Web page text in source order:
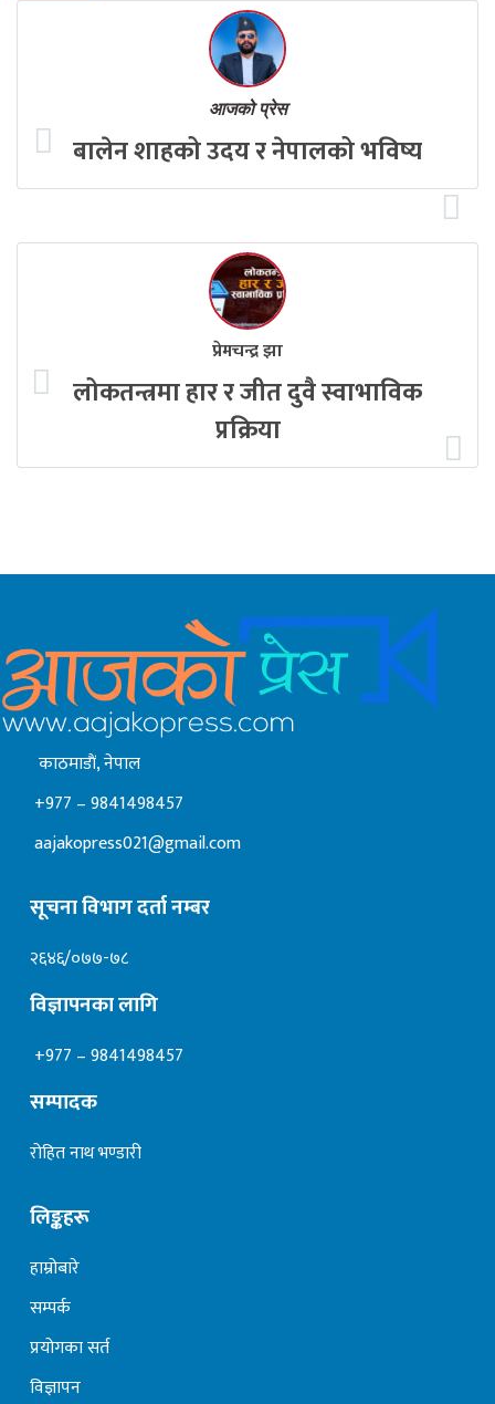
आजको प्रेस
बालेन शाहको उदय र नेपालको भविष्य
प्रेमचन्द्र झा
लोकतन्त्रमा हार र जीत दुवै स्वाभाविक
प्रक्रिया
काठमाडाैं, नेपाल
+977 – 9841498457
aajakopress021@gmail.com
सूचना विभाग दर्ता नम्बर
२६४६/०७७-७८
विज्ञापनका लागि
+977 – 9841498457
सम्पादक
रोहित नाथ भण्डारी
लिङ्कहरू
हाम्रोबारे
सम्पर्क
प्रयोगका सर्त
विज्ञापन